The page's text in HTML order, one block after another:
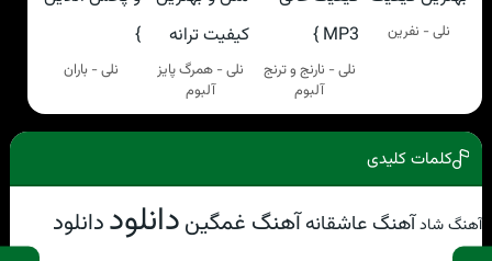
نلی - نفرین
نلی - نارنج و ترنج
آلبوم
نلی - همرگ پایز
آلبوم
نلی - باران
کلمات کلیدی
آهنگ شادآهنگ عاشقانهآهنگ غمگیندانلوددانلود